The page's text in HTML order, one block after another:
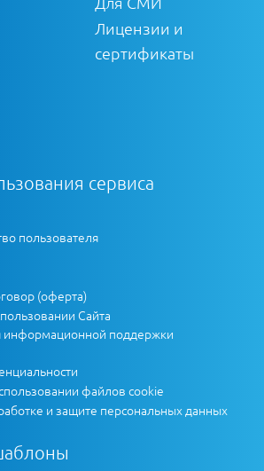
Лицензии и
сертификаты
сервиса
пользователя
(оферта)
Сайта
информационной поддержки
файлов cookie
и защите персональных данных